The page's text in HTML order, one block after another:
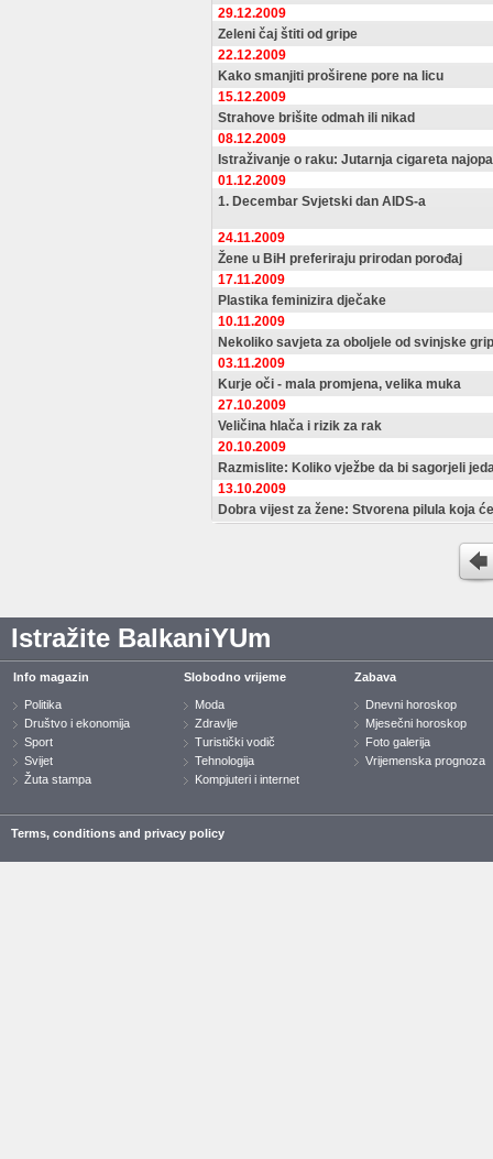
29.12.2009
Zeleni čaj štiti od gripe
22.12.2009
Kako smanjiti proširene pore na licu
15.12.2009
Strahove brišite odmah ili nikad
08.12.2009
Istraživanje o raku: Jutarnja cigareta
01.12.2009
1. Decembar Svjetski dan AIDS-a
24.11.2009
Žene u BiH preferiraju prirodan porođaj
17.11.2009
Plastika feminizira dječake
10.11.2009
Nekoliko savjeta za oboljele od svinjske
03.11.2009
Kurje oči - mala promjena, velika muka
27.10.2009
Veličina hlača i rizik za rak
20.10.2009
Razmislite: Koliko vježbe da bi sagorjeli
13.10.2009
Dobra vijest za žene: Stvorena pilula koja
Istražite BalkaniYUm
Info magazin
Politika
Društvo i ekonomija
Sport
Svijet
Žuta stampa
Slobodno vrijeme
Moda
Zdravlje
Turistički vodič
Tehnologija
Kompjuteri i internet
Zabava
Dnevni horoskop
Mjesečni horoskop
Foto galerija
Vrijemenska prognoza
Terms, conditions and privacy policy